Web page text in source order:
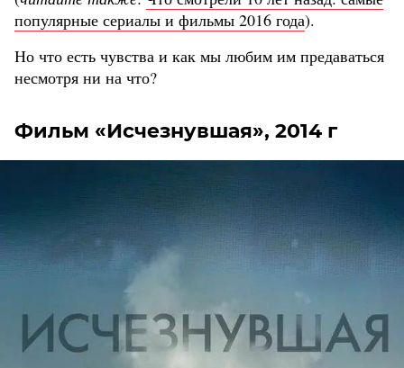
популярные сериалы и фильмы 2016 года).
Но что есть чувства и как мы любим им предаваться
несмотря ни на что?
Фильм «Исчезнувшая», 2014 г